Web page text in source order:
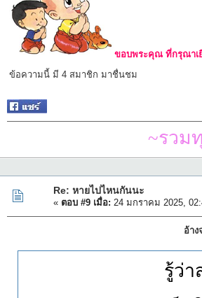
ขอบพระคุณ ที่กรุณาเ
ข้อความนี้ มี 4 สมาชิก มาชื่นชม
~รวม
Re: หายไปไหนกันนะ
« ตอบ #9 เมื่อ: 24 มกราคม 2025,
อ้า
รู้ว่า